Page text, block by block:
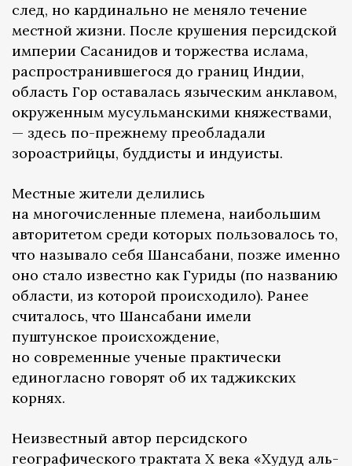
след, но кардинально не меняло течение
местной жизни. После крушения персидской
империи Сасанидов и торжества ислама,
распространившегося до границ Индии,
область Гор оставалась языческим анклавом,
окруженным мусульманскими княжествами,
— здесь по-прежнему преобладали
зороастрийцы, буддисты и индуисты.
Местные жители делились
на многочисленные племена, наибольшим
авторитетом среди которых пользовалось то,
что называло себя Шансабани, позже именно
оно стало известно как Гуриды (по названию
области, из которой происходило). Ранее
считалось, что Шансабани имели
пуштунское происхождение,
но современные ученые практически
единогласно говорят об их таджикских
корнях.
Неизвестный автор персидского
географического трактата X века «Худуд аль-